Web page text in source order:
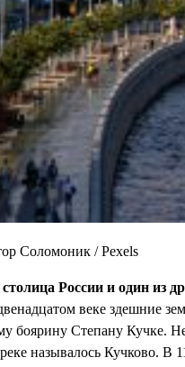
Соломоник / Pexels
России и один из
веке здешние
боярину Степану Кучке.
называлось Кучково. В